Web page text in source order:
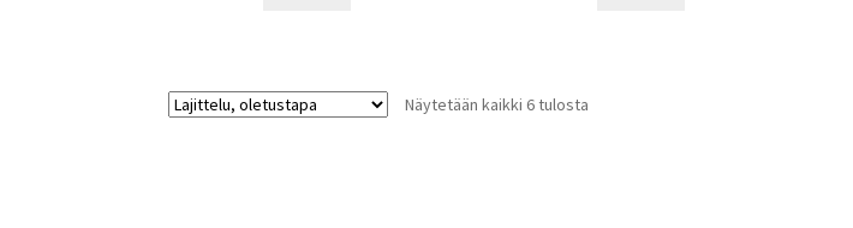
Näytetään kaikki 6 tulosta